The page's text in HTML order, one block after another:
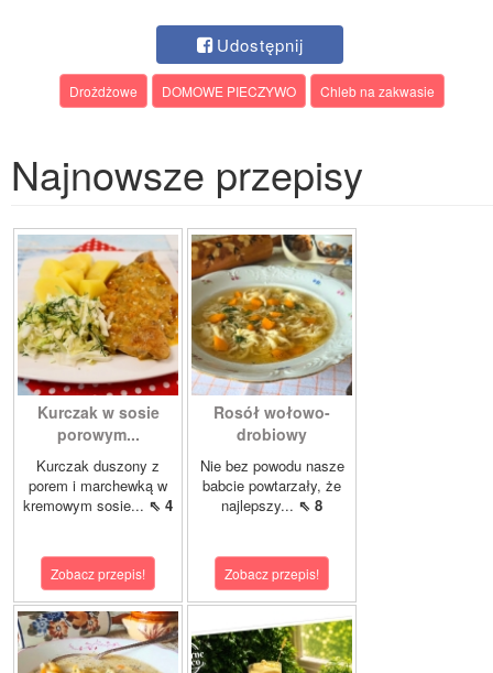
Udostępnij
Drożdżowe DOMOWE PIECZYWO Chleb na zakwasie
Najnowsze przepisy
Kurczak w sosie
porowym...
Kurczak duszony z
porem i marchewką w
kremowym sosie... ⇖ 4
Zobacz przepis!
Rosół wołowo-
drobiowy
Nie bez powodu nasze
babcie powtarzały, że
najlepszy... ⇖ 8
Zobacz przepis!